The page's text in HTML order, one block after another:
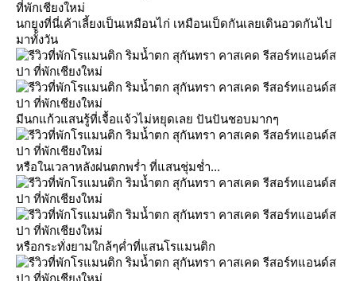
ที่พักเชียงใหม่
นกยูงที่นี่เค้าเลี้ยงเป็นเหมือนไก่ เหมือนเป็ดกันเลยเดินอวดกันไป
มาทั้งวัน
มีนกแก้วแสนรู้ที่เจื้อแจ้วไม่หยุดเลย ปันปันชอบมากๆ
หรือในเวลาหลังฝนตกพร่ำ ที่แสนชุ่มช่ำ...
หรือกระทั่งยามใกล้ๆค่ำที่แสนโรแมนติก